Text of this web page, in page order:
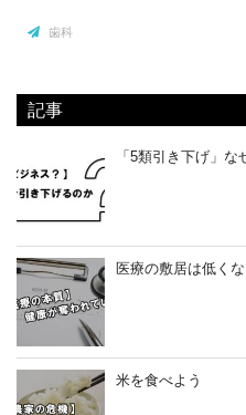
歯科
記事
「5類引き下げ」
医療の敷居は低く
米を食べよう